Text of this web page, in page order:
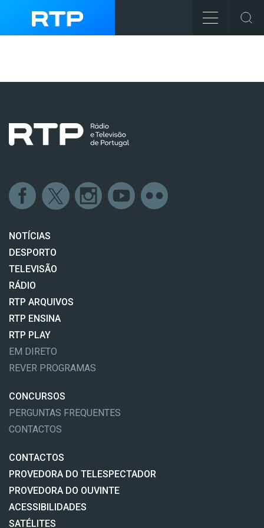
NOTÍCIAS
DESPORTO
TELEVISÃO
RÁDIO
RTP ARQUIVOS
RTP ENSINA
RTP PLAY
EM DIRETO
REVER PROGRAMAS
CONCURSOS
PERGUNTAS FREQUENTES
CONTACTOS
CONTACTOS
PROVEDORA DO TELESPECTADOR
PROVEDORA DO OUVINTE
ACESSIBILIDADES
SATÉLITES